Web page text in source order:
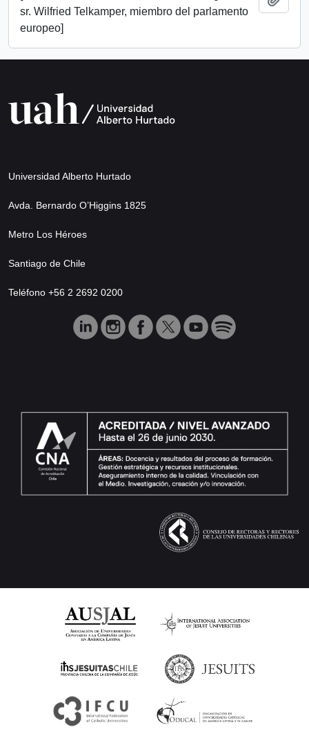
sr. Wilfried Telkamper, miembro del parlamento
europeo]
Universidad Alberto Hurtado
Avda. Bernardo O’Higgins 1825
Metro Los Héroes
Santiago de Chile
Teléfono +56 2 2692 0200